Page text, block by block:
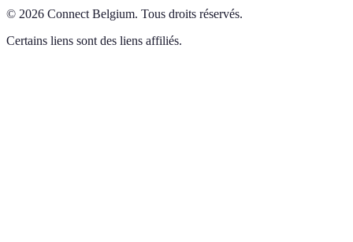
© 2026 Connect Belgium. Tous droits réservés.
Certains liens sont des liens affiliés.